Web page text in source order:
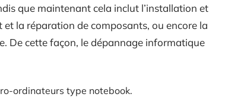
que maintenant cela inclut l’installation et
la réparation de composants, ou encore la
De cette façon, le dépannage informatique
ordinateurs type notebook.